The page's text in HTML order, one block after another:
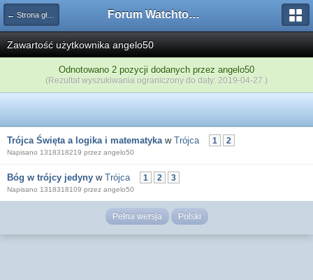
← Strona główna Forum Watchtower
Zawartość użytkownika angelo50
Odnotowano 2 pozycji dodanych przez angelo50
(Rezultat wyszukiwania ograniczony do daty: 2019-04-27 )
Trójca Święta a logika i matematykaw Trójca 1 2
Napisano 1318318219 przez angelo50
Bóg w trójcy jedyny w Trójca 1 2 3
Napisano 1318318109 przez angelo50
Pełna wersja Polski